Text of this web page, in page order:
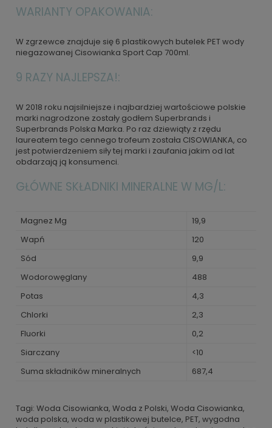
WARIANTY OPAKOWANIA:
W zgrzewce znajduje się 6 plastikowych butelek PET wody
niegazowanej Cisowianka Sport Cap 700ml.
9 RAZY NAJLEPSZA!:
W 2018 roku najsilniejsze i najbardziej wartościowe polskie
marki nagrodzone zostały godłem Superbrands i
Superbrands Polska Marka. Po raz dziewiąty z rzędu
laureatem tego cennego trofeum została CISOWIANKA, co
jest potwierdzeniem siły tej marki i zaufania jakim od lat
obdarzają ją konsumenci.
GŁÓWNE SKŁADNIKI MINERALNE W MG/L:
Magnez Mg
19,9
Wapń
120
Sód
9,9
Wodorowęglany
488
Potas
4,3
Chlorki
2,3
Fluorki
0,2
Siarczany
<10
Suma składników mineralnych
687,4
Tagi: Woda Cisowianka, Woda z Polski, Woda Cisowianka,
woda polska, woda w plastikowej butelce, PET, wygodna